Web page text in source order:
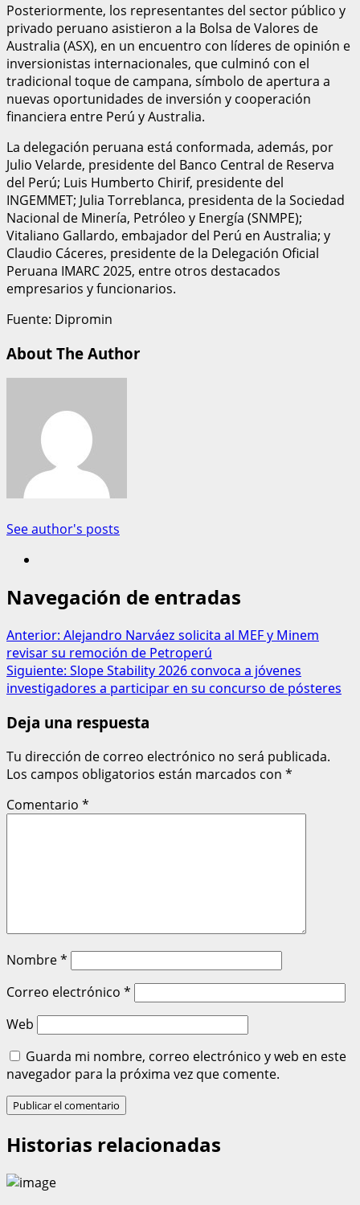
Posteriormente, los representantes del sector público y
privado peruano asistieron a la Bolsa de Valores de
Australia (ASX), en un encuentro con líderes de opinión e
inversionistas internacionales, que culminó con el
tradicional toque de campana, símbolo de apertura a
nuevas oportunidades de inversión y cooperación
financiera entre Perú y Australia.
La delegación peruana está conformada, además, por
Julio Velarde, presidente del Banco Central de Reserva
del Perú; Luis Humberto Chirif, presidente del
INGEMMET; Julia Torreblanca, presidenta de la Sociedad
Nacional de Minería, Petróleo y Energía (SNMPE);
Vitaliano Gallardo, embajador del Perú en Australia; y
Claudio Cáceres, presidente de la Delegación Oficial
Peruana IMARC 2025, entre otros destacados
empresarios y funcionarios.
Fuente: Dipromin
About The Author
See author's posts
Navegación de entradas
Anterior: Alejandro Narváez solicita al MEF y Minem
revisar su remoción de Petroperú
Siguiente: Slope Stability 2026 convoca a jóvenes
investigadores a participar en su concurso de pósteres
Deja una respuesta
Tu dirección de correo electrónico no será publicada.
Los campos obligatorios están marcados con *
Comentario *
Nombre*
Correo electrónico *
Web
Guarda mi nombre, correo electrónico y web en este
navegador para la próxima vez que comente.
Historias relacionadas